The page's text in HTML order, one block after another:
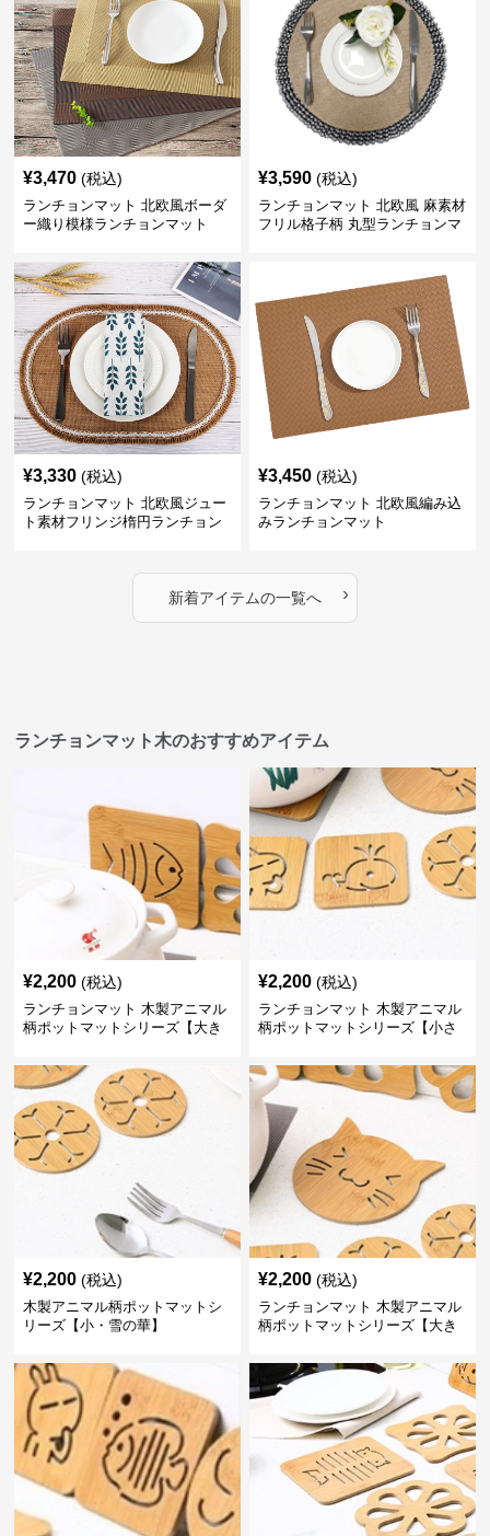
¥3,470 (税込)
ランチョンマット 北欧風ボーダ
ー織り模様ランチョンマット
¥3,590 (税込)
ランチョンマット 北欧風 麻素材
フリル格子柄 丸型ランチョンマ
¥3,330 (税込)
ランチョンマット 北欧風ジュー
ト素材フリンジ楕円ランチョン
¥3,450 (税込)
ランチョンマット 北欧風編み込
みランチョンマット
新着アイテムの一覧へ ›
ランチョンマット木のおすすめアイテム
¥2,200 (税込)
ランチョンマット 木製アニマル
柄ポットマットシリーズ【大き
¥2,200 (税込)
ランチョンマット 木製アニマル
柄ポットマットシリーズ【小さ
¥2,200 (税込)
木製アニマル柄ポットマットシ
リーズ【小・雪の華】
¥2,200 (税込)
ランチョンマット 木製アニマル
柄ポットマットシリーズ【大き